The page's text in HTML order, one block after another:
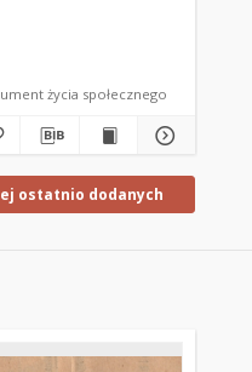
życia społecznego
ostatnio dodanych